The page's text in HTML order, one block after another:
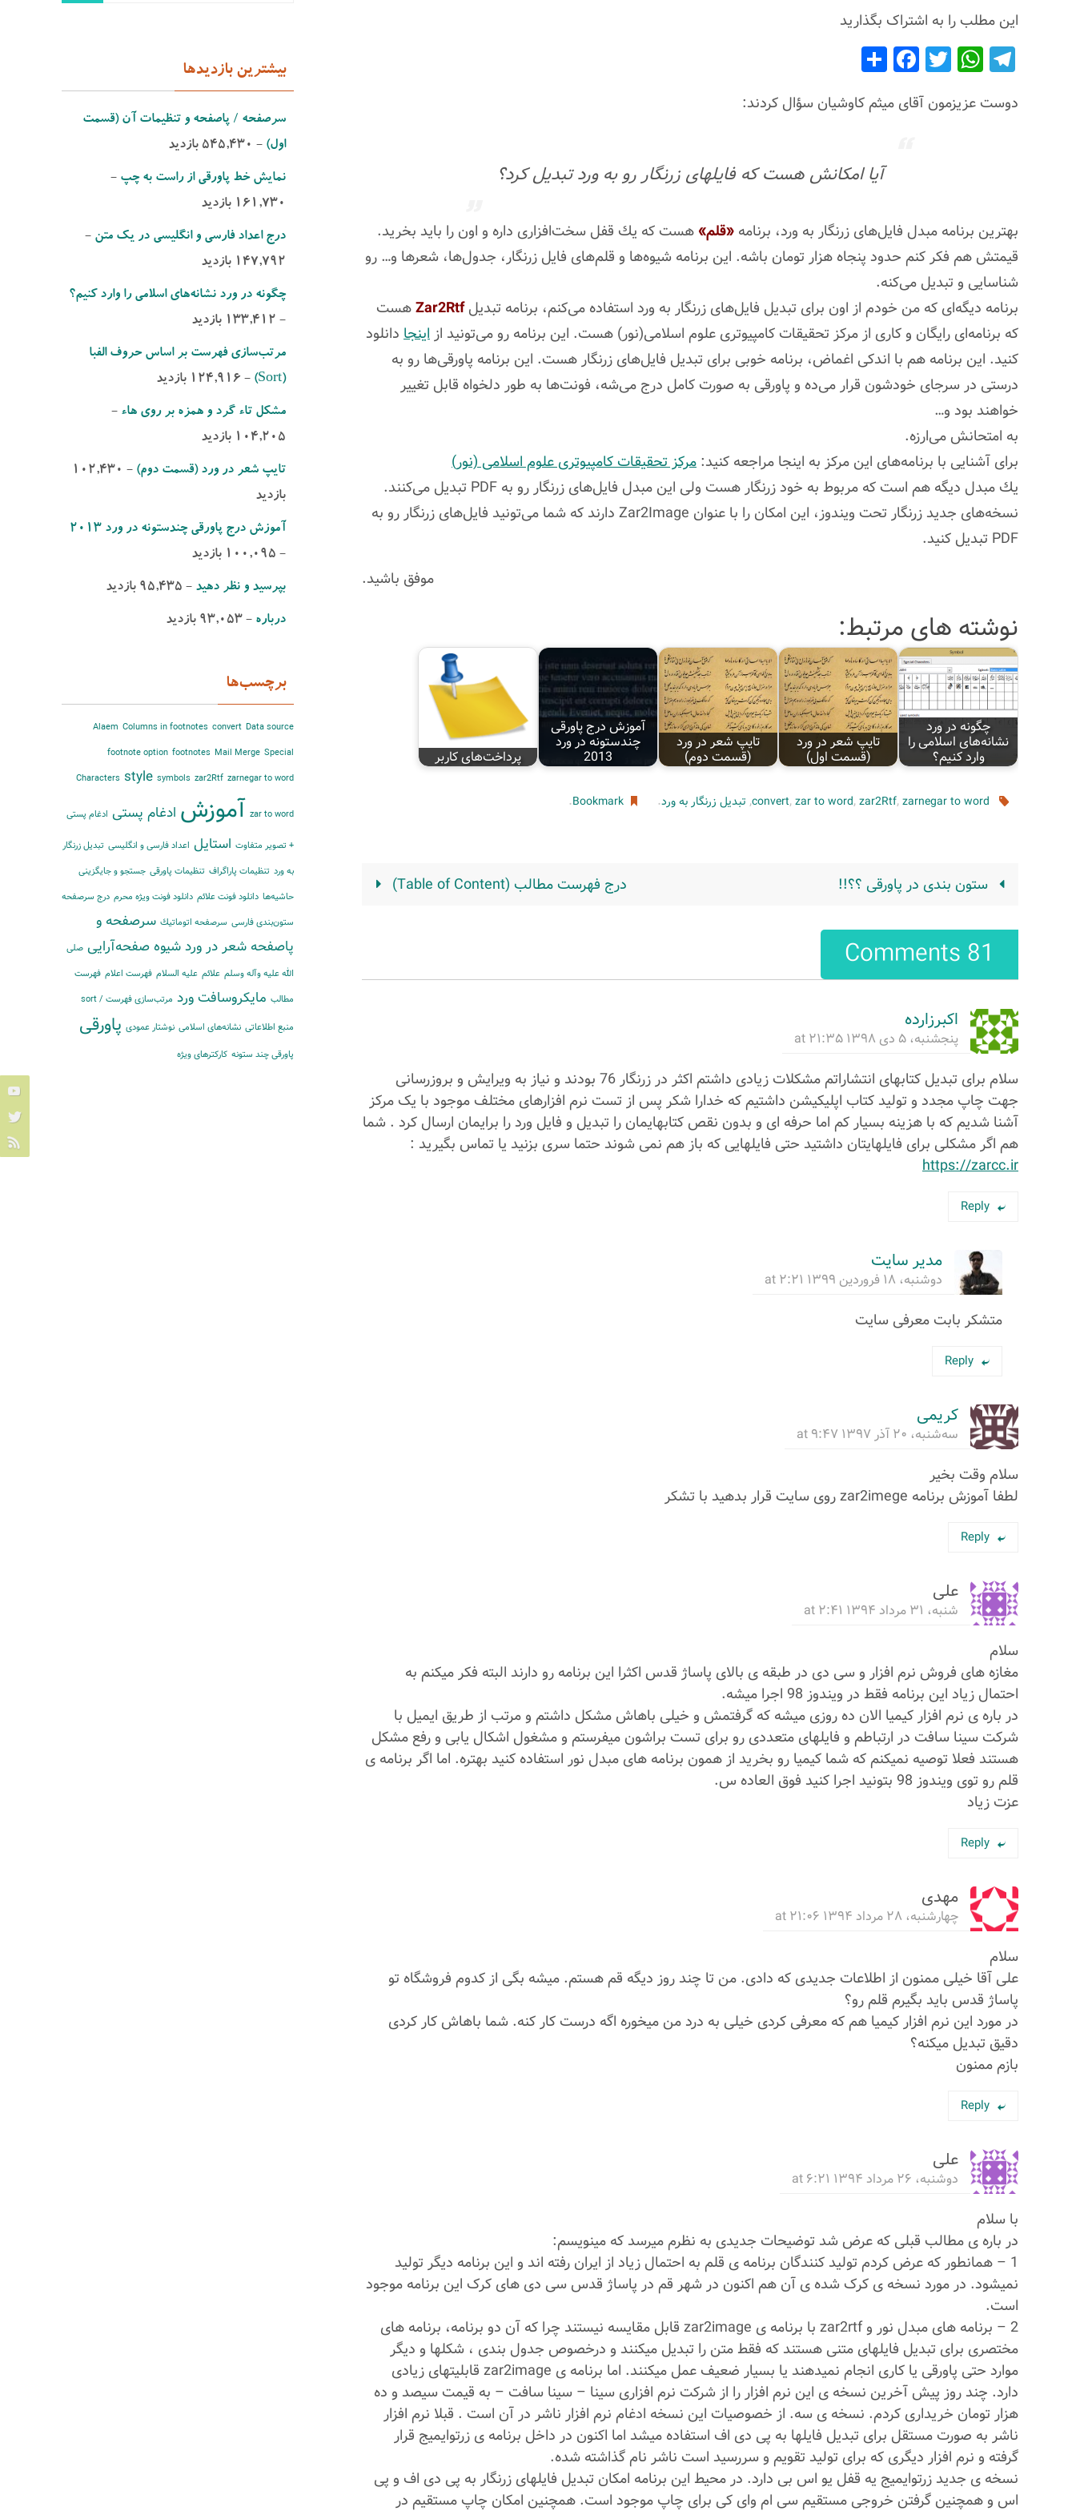
این مطلب را به اشتراک بگذارید
T
el
e
W
h
at
T
wi
tt
F
a
c
b
o
k
ar
دوست عزیزمون آقای میثم كاوشیان سؤال كردند:
آیا امکانش هست که فایلهای زرنگار رو به ورد تبدیل کرد؟
بهترین برنامه مبدل فایل‌های زرنگار به ورد، برنامه «قلم» هست كه یك قفل سخت‌افزاری داره و اون را باید بخرید.
قیمتش هم فكر كنم حدود پنجاه هزار تومان باشه. این برنامه شیوه‌ها و قلم‌های فایل زرنگار، جدول‌ها، شعرها و… رو
شناسایی و تبدیل می‌كنه.
برنامه دیگه‌ای كه من خودم از اون برای تبدیل فایل‌های زرنگار به ورد استفاده می‌كنم، برنامه تبدیلZar2Rtfهست
كه برنامه‌ای رایگان و كاری از مركز تحقیقات كامپیوتری علوم اسلامی(نور) هست. این برنامه رو می‌تونید ازاینجا دانلود
كنید. این برنامه هم با اندكی اغماض، برنامه خوبی برای تبدیل فایل‌های زرنگار هست. این برنامه پاورقی‌ها رو به
درستی در سرجای خودشون قرار می‌ده و پاورقی به صورت كامل درج می‌شه، فونت‌ها به طور دلخواه قابل تغییر
خواهند بود و…
به امتحانش می‌ارزه.
برای آشنایی با برنامه‌های این مركز به اینجا مراجعه كنید: مركز تحقیقات كامپیوتری علوم اسلامی (نور)
یك مبدل دیگه هم است كه مربوط به خود زرنگار هست ولی این مبدل فایل‌های زرنگار رو به PDF تبدیل می‌كنند.
نسخه‌های جدید زرنگار تحت ویندوز، این امكان را با عنوان Zar2Image دارند كه شما می‌تونید فایل‌های زرنگار رو به
PDF تبدیل كنید.
موفق باشید.
نوشته های مرتبط:
چگونه در ورد
نشانه‌های اسلامی را
وارد کنیم؟
تایپ شعر در ورد
(قسمت اول)
تایپ شعر در ورد
(قسمت دوم)
آموزش درج پاورقی
چندستونه در ورد
2013 پرداخت‌های کاربر
convert,zar to word,zar2Rtf,zarnegar to word
, تبدیل زرنگار به ورد.
Bookmark
.
ستون‌ بندی در پاورقی ؟؟!! درج فهرست مطالب (Table of Content)‌
81 Comments
اکبرزارده
پنجشنبه، ۵ دی ۱۳۹۸ at ۲۱:۳۵
سلام برای تبدیل کتابهای انتشاراتم مشکلات زیادی داشتم اکثر در زرنگار 76 بودند و نیاز به ویرایش و بروزرسانی
جهت چاپ مجدد و تولید کتاب اپلیکیشن داشتیم که خدارا شکر پس از تست نرم افزارهای مختلف موجود با یک مرکز
آشنا شدیم که با هزینه بسیار کم اما حرفه ای و بدون نقص کتابهایمان را تبدیل و فایل ورد را برایمان ارسال کرد . شما
هم اگر مشکلی برای فایلهایتان داشتید حتی فایلهایی که باز هم نمی شوند حتما سری بزنید یا تماس بگیرید :
https://zarcc.ir
Reply
مدیر سایت
دوشنبه، ۱۸ فروردین ۱۳۹۹ at ۲:۲۱
متشکر بابت معرفی سایت
Reply
کریمی
سه‌شنبه، ۲۰ آذر ۱۳۹۷ at ۹:۴۷
سلام وقت بخیر
لطفا آموزش برنامه zar2imege روی سایت قرار بدهید با تشکر
Reply
علی
شنبه، ۳۱ مرداد ۱۳۹۴ at ۲:۴۱
سلام
مغازه های فروش نرم افزار و سی دی در طبقه ی بالای پاساژ قدس اکثرا این برنامه رو دارند البته فکر میکنم به
احتمال زیاد این برنامه فقط در ویندوز 98 اجرا میشه.
در باره ی نرم افزار کیمیا الان ده روزی میشه که گرفتمش و خیلی باهاش مشکل داشتم و مرتب از طریق ایمیل با
شرکت سینا سافت در ارتباطم و فایلهای متعددی رو برای تست براشون میفرستم و مشغول اشکال یابی و رفع مشکل
هستند فعلا توصیه نمیکنم که شما کیمیا رو بخرید از همون برنامه های مبدل نور استفاده کنید بهتره. اما اگر برنامه ی
قلم رو توی ویندوز 98 بتونید اجرا کنید فوق العاده س.
عزت زیاد
Reply
مهدی
چهارشنبه، ۲۸ مرداد ۱۳۹۴ at ۲۱:۰۶
سلام
علی آقا خیلی ممنون از اطلاعات جدیدی كه دادی. من تا چند روز دیگه قم هستم. میشه بگی از كدوم فروشگاه تو
پاساژ قدس باید بگیرم قلم رو؟
در مورد این نرم افزار كیمیا هم كه معرفی كردی خیلی به درد من میخوره اگه درست كار كنه. شما باهاش كار كردی
دقیق تبدیل میكنه؟
بازم ممنون
Reply
علی
دوشنبه، ۲۶ مرداد ۱۳۹۴ at ۶:۲۱
با سلام
در باره ی مطالب قبلی که عرض شد توضیحات جدیدی به نظرم میرسد که مینویسم:
1 – همانطور که عرض کردم تولید کنندگان برنامه ی قلم به احتمال زیاد از ایران رفته اند و این برنامه دیگر تولید
نمیشود. در مورد نسخه ی کرک شده ی آن هم اکنون در شهر قم در پاساژ قدس سی دی های کرک این برنامه موجود
است.
2 – برنامه های مبدل نور و zar2rtf با برنامه ی zar2image قابل مقایسه نیستند چرا که آن دو برنامه، برنامه های
مختصری برای تبدیل فایلهای متنی هستند که فقط متن را تبدیل میکنند و درخصوص جدول بندی ، شکلها و دیگر
موارد حتی پاورقی یا کاری انجام نمیدهند یا بسیار ضعیف عمل میکنند. اما برنامه ی zar2image قابلیتهای زیادی
دارد. چند روز پیش آخرین نسخه ی این نرم افزار را از شرکت نرم افزاری سینا – سینا سافت – به قیمت سیصد و ده
هزار تومان خریداری کردم. نسخه ی سه. از خصوصیات این نسخه ادغام نرم افزار ناشر در آن است . قبلا نرم افزار
ناشر به صورت مستقل برای تبدیل فایلها به پی دی اف استفاده میشد اما اکنون در داخل برنامه ی زرتوایمیج قرار
گرفته و نرم افزار دیگری که برای تولید تقویم و سررسید است ناشر نام گذاشته شده.
نسخه ی جدید زرتوایمیج یه قفل یو اس بی دارد. در محیط این برنامه امکان تبدیل فایلهای زرنگار به پی دی اف و پی
اس و همچنین گرفتن خروجی مستقیم سی ام وای کی برای چاپ موجود است. همچنین امکان چاپ مستقیم در
بیشترین بازدیدها
سرصفحه / پاصفحه و تنظیمات آن (قسمت
اول) - ‌545,430 بازدید
نمایش خط پاورقی از راست به چپ -
‌161,730 بازدید
درج اعداد فارسی و انگلیسی در یك متن -
‌147,792 بازدید
چگونه در ورد نشانه‌های اسلامی را وارد کنیم؟
- ‌133,412 بازدید
مرتب‌‌سازی فهرست بر اساس حروف الفبا
(Sort)‌
- ‌124,916 بازدید
مشكل تاء گرد و همزه بر روی هاء -
‌104,205 بازدید
تایپ شعر در ورد (قسمت دوم)
- ‌102,430
بازدید
آموزش درج پاورقی چندستونه در ورد 2013
- ‌100,095 بازدید
بپرسید و نظر دهید - ‌95,435 بازدید
درباره - ‌93,053 بازدید
برچسب‌ها
Alaem Columns in footnotes convert Data source
footnote option footnotes Mail Merge Special
Characters style symbols zar2Rtf zarnegar to word
zar to word آموزش ادغام پستی ادغام پستی
+ تصویر متفاوت استایل اعداد فارسی و انگلیسی تبدیل زرنگار
به ورد تنظیمات پاراگراف تنظیمات پاورقی جستجو و جایگزینی
حاشیه‌‌ها دانلود فونت علائم دانلود فونت ویژه محرم درج سرصفحه
ستون‌بندی فارسی سرصفحه اتوماتیك سرصفحه و
پاصفحه شعر در وردشیوهصفحه‌آرایی صلی
الله علیه وآله وسلم علائم علیه السلام فهرست اعلام فهرست
مطالب مایكروسافت ورد مرتب‌‌سازی فهرست / sort
منبع اطلاعاتی نشانه‌های اسلامی نوشتار عمودی پاورقی
پاورقی چند ستونه کارکترهای ویژه